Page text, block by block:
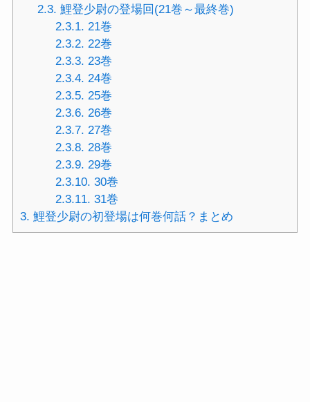
2.3. 鯉登少尉の登場回(21巻～最終巻)
2.3.1. 21巻
2.3.2. 22巻
2.3.3. 23巻
2.3.4. 24巻
2.3.5. 25巻
2.3.6. 26巻
2.3.7. 27巻
2.3.8. 28巻
2.3.9. 29巻
2.3.10. 30巻
2.3.11. 31巻
3. 鯉登少尉の初登場は何巻何話？まとめ